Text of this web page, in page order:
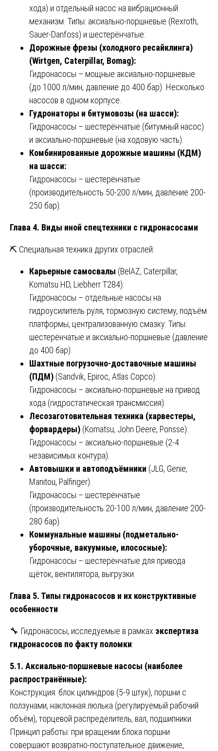
хода) и отдельный насос на вибрационный
механизм. Типы: аксиально-поршневые (Rexroth,
Sauer-Danfoss) и шестерёнчатые.
Дорожные фрезы (холодного ресайклинга)
(Wirtgen, Caterpillar, Bomag):
Гидронасосы – мощные аксиально-поршневые
(до 1000 л/мин, давление до 400 бар). Несколько
насосов в одном корпусе.
Гудронаторы и битумовозы (на шасси):
Гидронасосы – шестерёнчатые (битумный насос)
и аксиально-поршневые (на ходовую часть).
Комбинированные дорожные машины (КДМ)
на шасси:
Гидронасосы – шестерёнчатые
(производительность 50-200 л/мин, давление 200-
250 бар).
Глава 4. Виды иной спецтехники с гидронасосами
⛏️ Специальная техника других отраслей:
Карьерные самосвалы (BelAZ, Caterpillar,
Komatsu HD, Liebherr T284):
Гидронасосы – отдельные насосы на
гидроусилитель руля, тормозную систему, подъём
платформы, централизованную смазку. Типы:
шестерёнчатые и аксиально-поршневые (давление
до 400 бар).
Шахтные погрузочно-доставочные машины
(ПДМ) (Sandvik, Epiroc, Atlas Copco):
Гидронасосы – аксиально-поршневые на привод
хода (гидростатическая трансмиссия).
Лесозаготовительная техника (харвестеры,
форвардеры) (Komatsu, John Deere, Ponsse):
Гидронасосы – аксиально-поршневые (2-4
независимых контура).
Автовышки и автоподъёмники (JLG, Genie,
Manitou, Palfinger):
Гидронасосы – шестерёнчатые
(производительность 20-100 л/мин, давление 200-
280 бар).
Коммунальные машины (подметально-
уборочные, вакуумные, илососные):
Гидронасосы – шестерёнчатые для привода
щёток, вентилятора, выгрузки.
Глава 5. Типы гидронасосов и их конструктивные
особенности
🔧 Гидронасосы, исследуемые в рамках экспертиза
гидронасосов по факту поломки:
5.1. Аксиально-поршневые насосы (наиболее
распространённые):
Конструкция: блок цилиндров (5-9 штук), поршни с
ползунами, наклонная люлька (регулируемый рабочий
объём), торцевой распределитель, вал, подшипники.
Принцип работы: при вращении блока поршни
совершают возвратно-поступательное движение,